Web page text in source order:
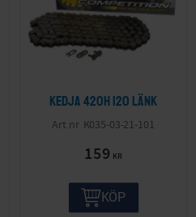
Kedja 420H 120 länk
K035-03-21-101
159 KR
KÖP